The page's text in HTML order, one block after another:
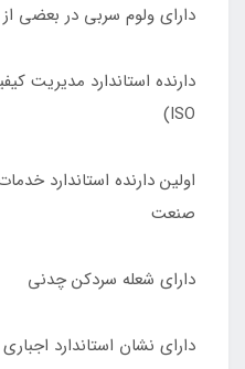
دارای ولوم سربی در بعضی
ISO)
اولین دارنده استاندارد
صنعت
دارای شعله سردکن چدنی
دارای نشان استاندارد